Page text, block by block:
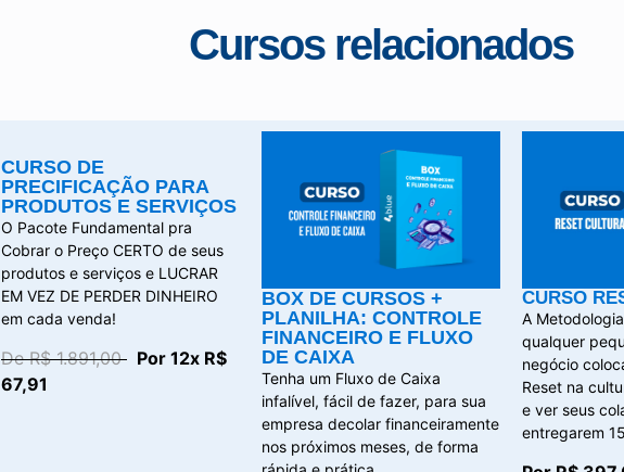
Cursos relacionados
CURSO DE
PRECIFICAÇÃO PARA
PRODUTOS E SERVIÇOS
O Pacote Fundamental pra
Cobrar o Preço CERTO de seus
produtos e serviços e LUCRAR
EM VEZ DE PERDER DINHEIRO
em cada venda!
De R$ 1.891,00 Por 12x R$
67,91
BOX DE CURSOS +
PLANILHA: CONTROLE
FINANCEIRO E FLUXO
DE CAIXA
Tenha um Fluxo de Caixa
infalível, fácil de fazer, para sua
empresa decolar financeiramente
nos próximos meses, de forma
CURSO
A
qualquer
negócio
Reset na
e ver seus
entregarem